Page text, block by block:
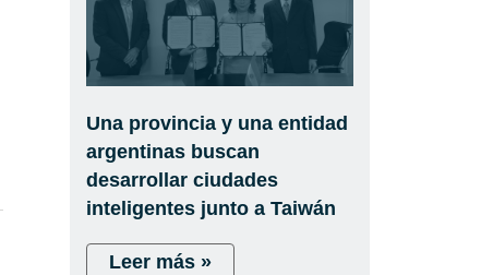
Una provincia y una entidad
argentinas buscan
desarrollar ciudades
inteligentes junto a Taiwán
Leer más »